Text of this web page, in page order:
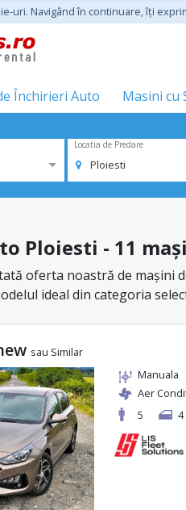
uri. Navigând în continuare, îţi
Închirieri Auto Masini cu
Locatia de Predare
Ploiesti
Ploiesti - 11
oferta noastră de mașini
ideal din categoria
sau Similar
Manuala
Aer
5
4